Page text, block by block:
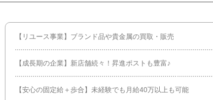
【リユース事業】ブランド品や貴金属の買取・販売
【成長期の企業】新店舗続々！昇進ポストも豊富♪
【安心の固定給＋歩合】未経験でも月給40万以上も可能